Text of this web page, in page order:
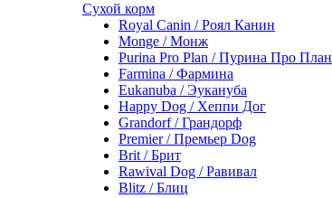
Сухой корм
Royal Canin / Роял Канин
Monge / Монж
Purina Pro Plan / Пурина Про План
Farmina / Фармина
Eukanuba / Эукануба
Happy Dog / Хеппи Дог
Grandorf / Грандорф
Premier / Премьер Dog
Brit / Брит
Rawival Dog / Равивал
Blitz / Блиц